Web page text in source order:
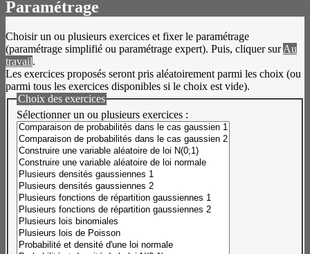
Paramétrage
Choisir un ou plusieurs exercices et fixer le paramétrage
(paramétrage simplifié ou paramétrage expert). Puis, cliquer surAu
travail.
Les exercices proposés seront pris aléatoirement parmi les choix (ou
parmi tous les exercices disponibles si le choix est vide).
Choix des exercices
Sélectionner un ou plusieurs exercices :